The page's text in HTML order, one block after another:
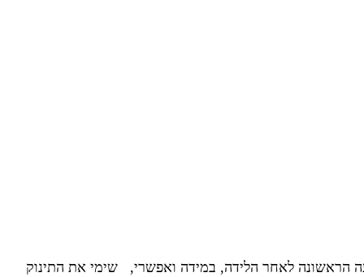
הראשונה לאחר הלידה, במידה ואפשרי, שימי את התינוק